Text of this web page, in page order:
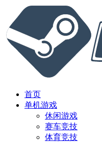
首页
单机游戏
休闲游戏
赛车竞技
体育竞技